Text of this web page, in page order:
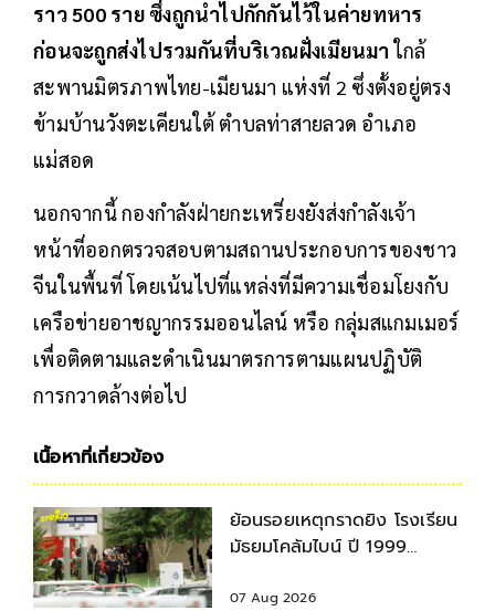
ราว 500 ราย ซึ่งถูกนำไปกักกันไว้ในค่ายทหาร
ก่อนจะถูกส่งไปรวมกันที่บริเวณฝั่งเมียนมา ใกล้
สะพานมิตรภาพไทย-เมียนมา แห่งที่ 2 ซึ่งตั้งอยู่ตรง
ข้ามบ้านวังตะเคียนใต้ ตำบลท่าสายลวด อำเภอ
แม่สอด
นอกจากนี้ กองกำลังฝ่ายกะเหรี่ยงยังส่งกำลังเจ้า
หน้าที่ออกตรวจสอบตามสถานประกอบการของชาว
จีนในพื้นที่ โดยเน้นไปที่แหล่งที่มีความเชื่อมโยงกับ
เครือข่ายอาชญากรรมออนไลน์ หรือ กลุ่มสแกมเมอร์
เพื่อติดตามและดำเนินมาตรการตามแผนปฏิบัติ
การกวาดล้างต่อไป
เนื้อหาที่เกี่ยวข้อง
ย้อนรอยเหตุกราดยิง โรงเรียน
มัธยมโคลัมไบน์ ปี 1999
07 Aug 2026